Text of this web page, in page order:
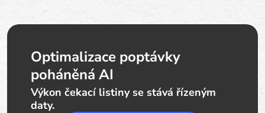
Optimalizace poptávky
poháněná AI
Výkon čekací listiny se stává řízeným
daty.